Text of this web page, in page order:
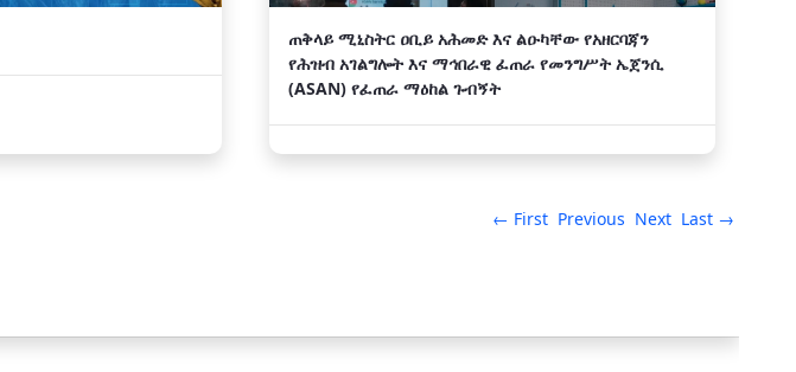
ጠቅላይ ሚኒስትር ዐቢይ አሕመድ እና ልዑካቸው የአዘርባጃን
የሕዝብ አገልግሎት እና ማኅበራዊ ፈጠራ የመንግሥት ኤጀንሲ
(ASAN) የፈጠራ ማዕከል ጉብኝት
← First Previous Next Last →